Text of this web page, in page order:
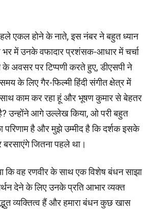
एकल होने के नाते, इस नंबर ने बहुत ध्यान
में उनके वफादार प्रशंसक-आधार में चर्चा
के अवसर पर टिप्पणी करते हुए, डीएसपी ने
के लिए गैर-फिल्मी हिंदी संगीत क्षेत्र में
काम कर रहा हूं और भूषण कुमार से बेहतर
उन्होंने आगे उल्लेख किया, ओ परी बहुत
है और मुझे उम्मीद है कि दर्शक इसके
बरसाएंगे जितना पहले था।
कि वह रणवीर के साथ एक विशेष बंधन साझा
देने के लिए उनके प्रति आभार व्यक्त
व्यक्तित्व हैं और हमारा बंधन कुछ खास